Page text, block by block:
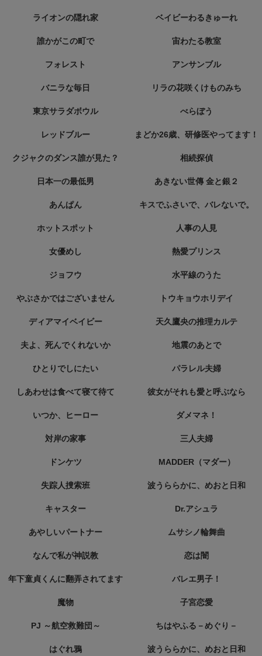
ライオンの隠れ家 ベイビーわるきゅーれ
誰かがこの町で 宙わたる教室
フォレスト アンサンブル
バニラな毎日 リラの花咲くけものみち
東京サラダボウル べらぼう
レッドブルー まどか26歳、研修医やってます！
クジャクのダンス誰が見た？ 相続探偵
日本一の最低男 あきない世傳 金と銀２
あんぱん キスでふさいで、バレないで。
ホットスポット 人事の人見
女優めし 熱愛プリンス
ジョフウ 水平線のうた
やぶさかではございません トウキョウホリデイ
ディアマイベイビー 天久鷹央の推理カルテ
夫よ、死んでくれないか 地震のあとで
ひとりでしにたい パラレル夫婦
しあわせは食べて寝て待て 彼女がそれも愛と呼ぶなら
いつか、ヒーロー ダメマネ！
対岸の家事 三人夫婦
ドンケツ MADDER（マダー）
失踪人捜索班 波うららかに、めおと日和
キャスター Dr.アシュラ
あやしいパートナー ムサシノ輪舞曲
なんで私が神説教 恋は闇
年下童貞くんに翻弄されてます バレエ男子！
魔物 子宮恋愛
PJ ～航空救難団～ ちはやふる－めぐり－
はぐれ鴉 波うららかに、めおと日和